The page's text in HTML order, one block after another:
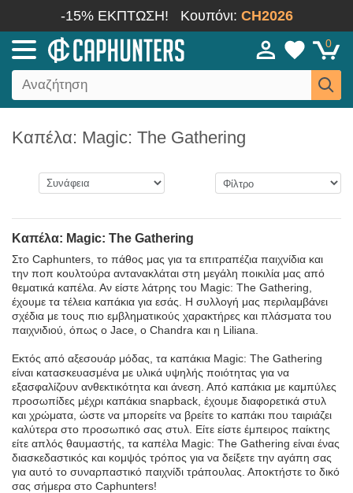
-15% ΕΚΠΤΩΣΗ! Κουπόνι: CH2026
0
Καπέλα: Magic: The Gathering
Καπέλα: Magic: The Gathering
Στο Caphunters, το πάθος μας για τα επιτραπέζια παιχνίδια και
την ποπ κουλτούρα αντανακλάται στη μεγάλη ποικιλία μας από
θεματικά καπέλα. Αν είστε λάτρης του Magic: The Gathering,
έχουμε τα τέλεια καπάκια για εσάς. Η συλλογή μας περιλαμβάνει
σχέδια με τους πιο εμβληματικούς χαρακτήρες και πλάσματα του
παιχνιδιού, όπως ο Jace, ο Chandra και η Liliana.
Εκτός από αξεσουάρ μόδας, τα καπάκια Magic: The Gathering
είναι κατασκευασμένα με υλικά υψηλής ποιότητας για να
εξασφαλίζουν ανθεκτικότητα και άνεση. Από καπάκια με καμπύλες
προσωπίδες μέχρι καπάκια snapback, έχουμε διαφορετικά στυλ
και χρώματα, ώστε να μπορείτε να βρείτε το καπάκι που ταιριάζει
καλύτερα στο προσωπικό σας στυλ. Είτε είστε έμπειρος παίκτης
είτε απλός θαυμαστής, τα καπέλα Magic: The Gathering είναι ένας
διασκεδαστικός και κομψός τρόπος για να δείξετε την αγάπη σας
για αυτό το συναρπαστικό παιχνίδι τράπουλας. Αποκτήστε το δικό
σας σήμερα στο Caphunters!